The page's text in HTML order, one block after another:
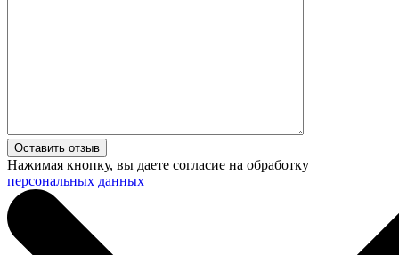
Нажимая кнопку, вы даете согласие на обработку
персональных данных